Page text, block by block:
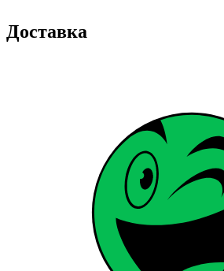
Доставка